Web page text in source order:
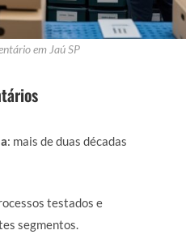
em Jaú SP
: mais de duas décadas
testados e
segmentos.